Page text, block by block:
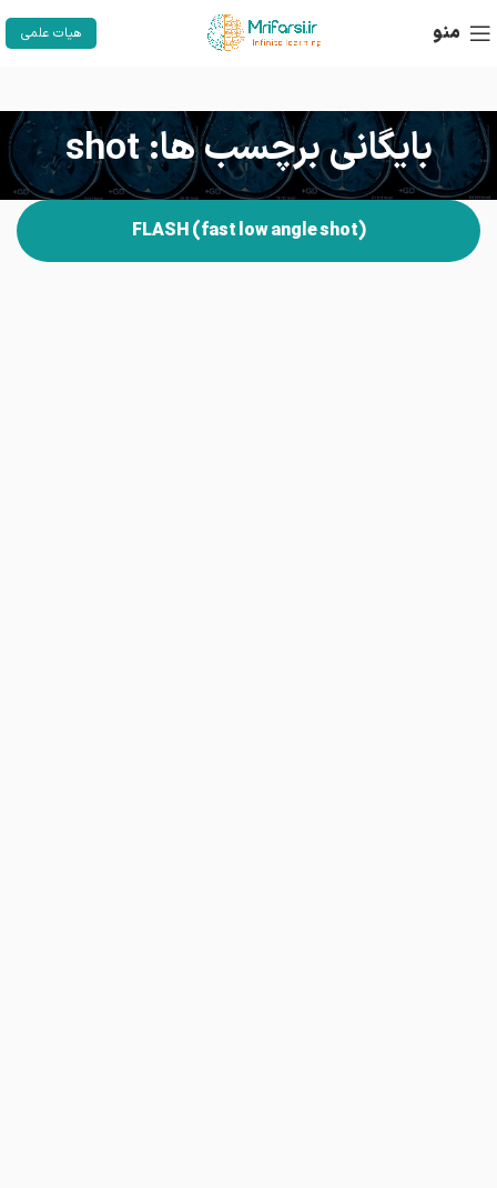
منو هیات علمی
بایگانی برچسب ها: shot
FLASH (fast low angle shot)